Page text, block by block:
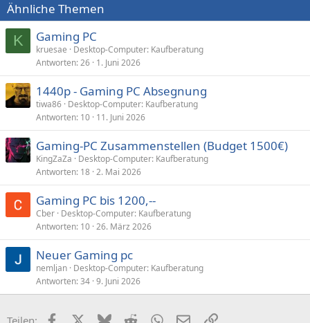
Ähnliche Themen
K Gaming PC
kruesae
Desktop-Computer: Kaufberatung
Antworten 26 1. Juni 2026
1440p - Gaming PC Absegnung
tiwa86 Desktop-Computer: Kaufberatung
Antworten 10 11. Juni 2026
Gaming-PC Zusammenstellen (Budget 1500€)
KingZaZa
Desktop-Computer: Kaufberatung
Antworten 18 2. Mai 2026
Gaming PC bis 1200,--
Cber Desktop-Computer: Kaufberatung
Antworten 10 26. März 2026
Neuer Gaming pc
nemljan Desktop-Computer: Kaufberatung
Antworten 34 9. Juni 2026
Teilen: FacebookX (Twitter)
BlueskyRedditWhatsApp
E-MailLink